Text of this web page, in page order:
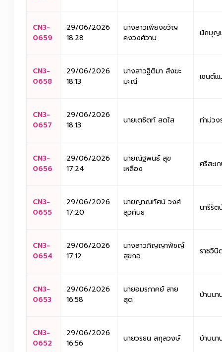
CN3-
0659
29/06/2026
18:28
นางสาวเพียงขวัญ
คงวงศ์วาน
นักบุญ
CN3-
0658
29/06/2026
18:13
นางสาวฐิติมา สังฆะ
มะณี
เซนต์แ
CN3-
0657
29/06/2026
18:13
นายเตชิตท์ สดใส ท่าม่วง
CN3-
0656
29/06/2026
17:24
นายณัฐพนธ์ สุข
เหลือง
ศรีสะเ
CN3-
0655
29/06/2026
17:20
นายญาณทัศน์ วงศ์
สุวคันธ
นารีรั
CN3-
0654
29/06/2026
17:12
นางสาวภิญญาพัชญ์
สุขกอ
ราชวินิ
CN3-
0653
29/06/2026
16:58
นายอมรภาคย์ สาย
สุด
บ้านน
CN3-
0652
29/06/2026
16:56
นายวรธน สกุลวงษ์ บ้านน